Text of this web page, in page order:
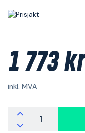
1 773 kr
inkl. MVA